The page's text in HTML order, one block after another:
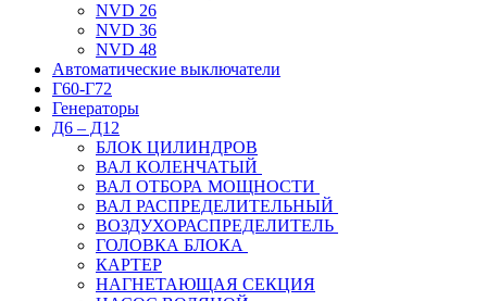
NVD 26
NVD 36
NVD 48
Автоматические выключатели
Г60-Г72
Генераторы
Д6 – Д12
БЛОК ЦИЛИНДРОВ
ВАЛ КОЛЕНЧАТЫЙ
ВАЛ ОТБОРА МОЩНОСТИ
ВАЛ РАСПРЕДЕЛИТЕЛЬНЫЙ
ВОЗДУХОРАСПРЕДЕЛИТЕЛЬ
ГОЛОВКА БЛОКА
КАРТЕР
НАГНЕТАЮЩАЯ СЕКЦИЯ